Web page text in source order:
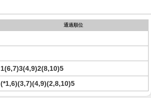
通過順位
1(6,7)3(4,9)2(8,10)5
(*1,6)(3,7)(4,9)(2,8,10)5